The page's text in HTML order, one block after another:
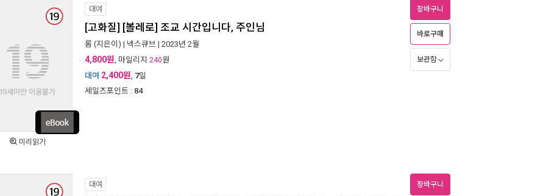
미리읽기
대여
[고화질] [볼레로] 조교 시간입니다, 주인님
롬 (지은이) | 넥스큐브 | 2023년 2월
4,800원, 마일리지 240원
대여 2,400원, 7일
세일즈포인트 : 84
장바구니
바로구매
보관함
대여 장바구니